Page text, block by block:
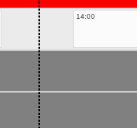
14:00